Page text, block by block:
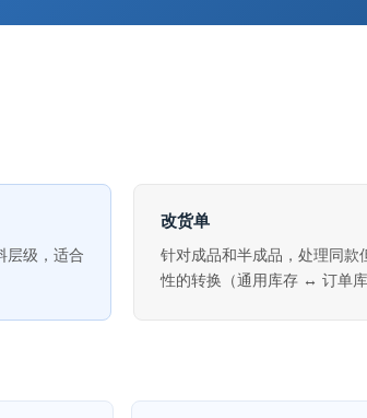
层级，适合
改货单
针对成品和半成品，处理同款
性的转换（通用库存 ↔ 订单